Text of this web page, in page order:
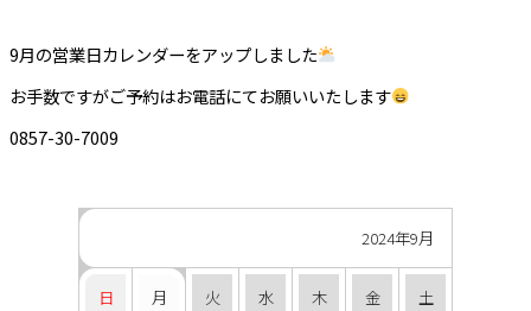
9月の営業日カレンダーをアップしました
お手数ですがご予約はお電話にてお願いいたします
0857-30-7009
2024年9月
日 月 火 水 木 金 土